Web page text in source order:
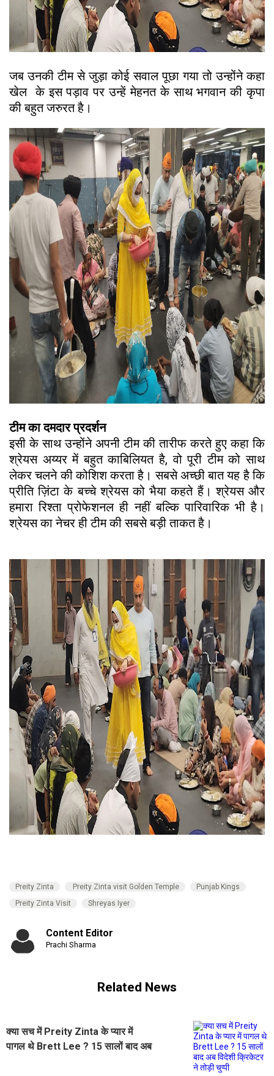
जब उनकी टीम से जुड़ा कोई सवाल पूछा गया तो उन्होंने कहा
खेल के इस पड़ाव पर उन्हें मेहनत के साथ भगवान की कृपा
की बहुत जरुरत है।
टीम का दमदार प्रदर्शन
इसी के साथ उन्होंने अपनी टीम की तारीफ करते हुए कहा कि
श्रेयस अय्यर में बहुत काबिलियत है, वो पूरी टीम को साथ
लेकर चलने की कोशिश करता है। सबसे अच्छी बात यह है कि
प्रीति ज़िंटा के बच्चे श्रेयस को भैया कहते हैं। श्रेयस और
हमारा रिश्ता प्रोफेशनल ही नहीं बल्कि पारिवारिक भी है।
श्रेयस का नेचर ही टीम की सबसे बड़ी ताकत है।
Preity Zinta Preity Zinta visit Golden Temple
Punjab Kings
Preity Zinta Visit
Shreyas Iyer
Content Editor
Prachi Sharma
Related News
क्या सच में Preity Zinta के प्यार में
पागल थे Brett Lee ? 15 सालों बाद अब